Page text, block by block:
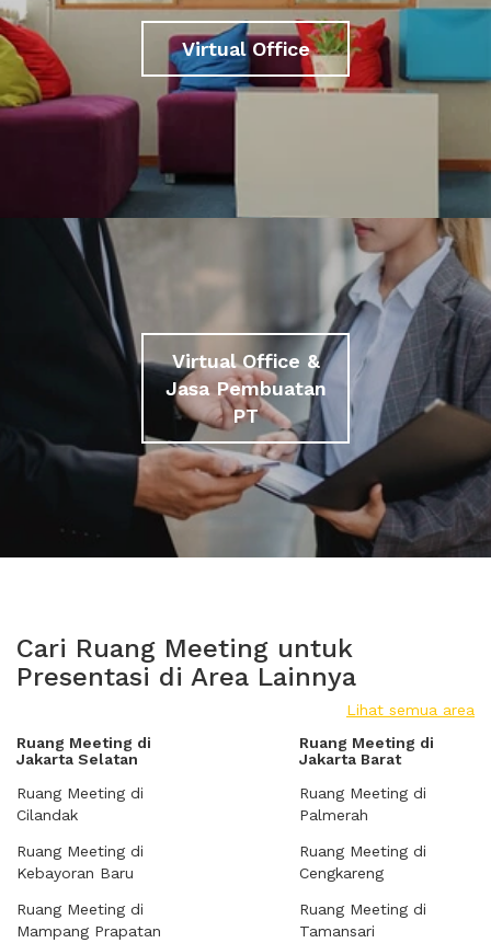
Virtual Office
Virtual Office &
Jasa Pembuatan
PT
Cari Ruang Meeting untuk
Presentasi di Area Lainnya
Lihat semua area
Ruang Meeting di
Jakarta Selatan
Ruang Meeting di
Cilandak
Ruang Meeting di
Kebayoran Baru
Ruang Meeting di
Mampang Prapatan
Ruang Meeting di
Jakarta Barat
Ruang Meeting di
Palmerah
Ruang Meeting di
Cengkareng
Ruang Meeting di
Tamansari